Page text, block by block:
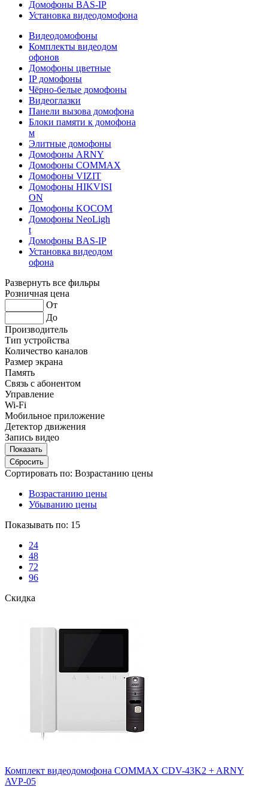
Домофоны BAS-IP
Установка видеодомофона
Видеодомофоны
Комплекты видеодом
офонов
Домофоны цветные
IP домофоны
Чёрно-белые домофоны
Видеоглазки
Панели вызова домофона
Блоки памяти к домофона
м
Элитные домофоны
Домофоны ARNY
Домофоны COMMAX
Домофоны VIZIT
Домофоны HIKVISI
ON
Домофоны KOCOM
Домофоны NeoLigh
t
Домофоны BAS-IP
Установка видеодом
офона
Развернуть все фильры
Розничная цена
От
До
Производитель
Тип устройства
Количество каналов
Размер экрана
Память
Связь с абонентом
Управление
Wi-Fi
Мобильное приложение
Детектор движения
Запись видео
Сортировать по: Возрастанию цены
Возрастанию цены
Убыванию цены
Показывать по: 15
24
48
72
96
Скидка
Комплект видеодомофона COMMAX CDV-43K2 + ARNY
AVP-05